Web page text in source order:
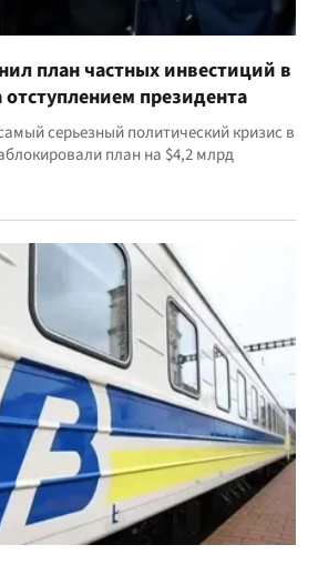
план частных инвестиций в
отступлением президента
серьезный политический кризис в
план на $4,2 млрд